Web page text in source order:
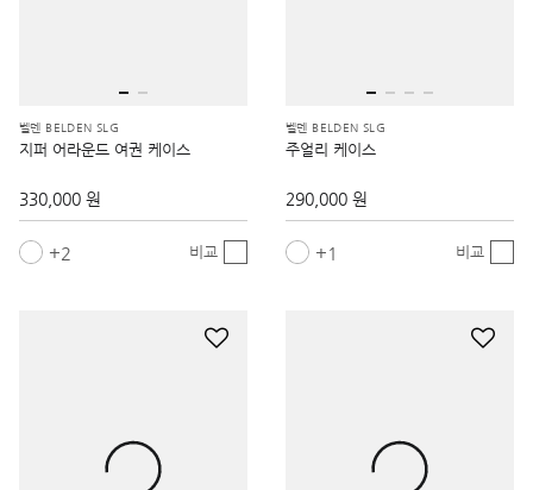
벨덴 BELDEN SLG
지퍼 어라운드 여권 케이스
330,000 원
2 비교
벨덴 BELDEN SLG
주얼리 케이스
290,000 원
1 비교